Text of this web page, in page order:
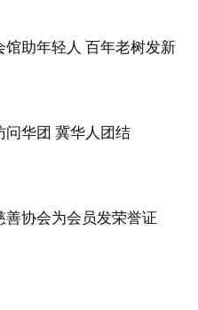
馆助年轻人 百年老树发新
问华团 冀华人团结
善协会为会员发荣誉证